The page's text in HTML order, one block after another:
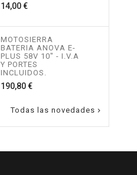
14,00 €Precio
MOTOSIERRA
BATERIA ANOVA E-
PLUS 58V 10" - I.V.A
Y PORTES
INCLUIDOS.
190,80 €Precio
Todas las novedades 